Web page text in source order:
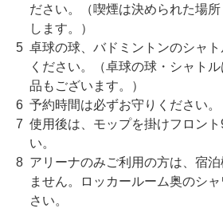
ださい。（喫煙は決められた場
します。）
卓球の球、バドミントンのシャ
ください。（卓球の球・シャト
品もございます。）
予約時間は必ずお守りください。
使用後は、モップを掛けフロン
い。
アリーナのみご利用の方は、宿
ません。ロッカールーム奥のシ
さい。